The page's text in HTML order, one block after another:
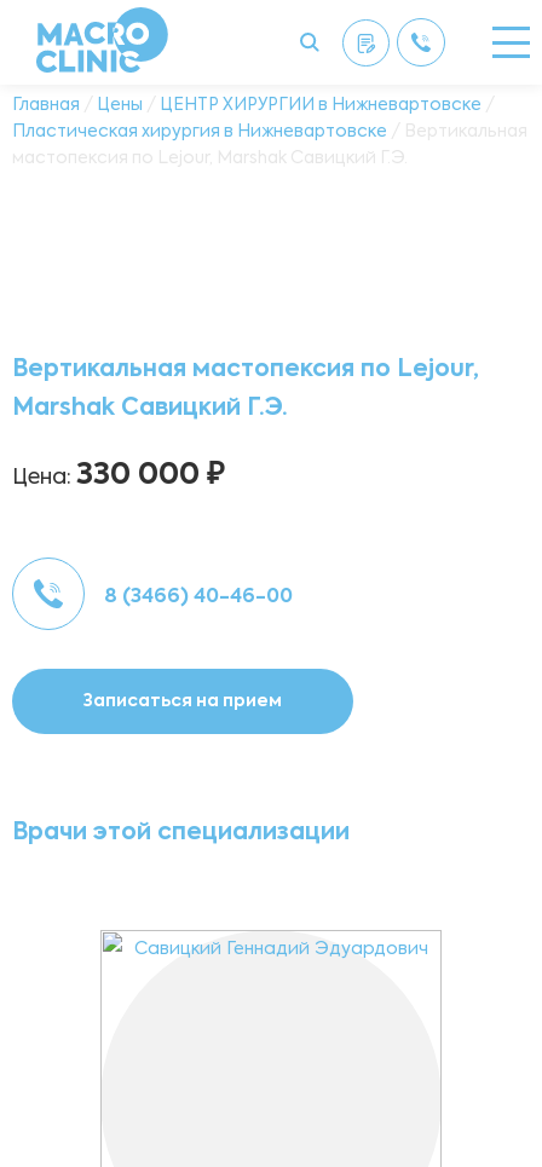
Главная / Цены / ЦЕНТР ХИРУРГИИ в Нижневартовске /
Пластическая хирургия в Нижневартовске / Вертикальная
мастопексия по Lejour, Marshak Савицкий Г.Э.
Вертикальная мастопексия по Lejour,
Marshak Савицкий Г.Э.
Цена: 330 000 ₽
8 (3466) 40-46-00
Записаться на прием
Врачи этой специализации